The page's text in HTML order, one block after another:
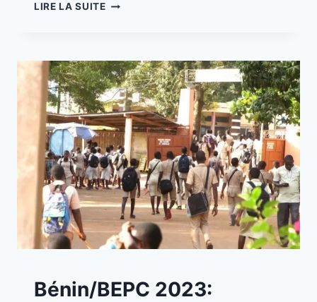
LIRE LA SUITE
A
LA
Bénin/BEPC 2023: